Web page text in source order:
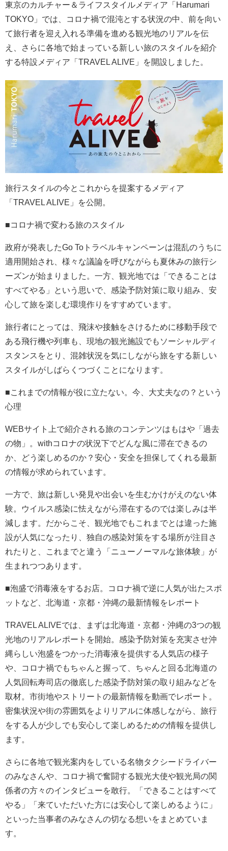
東京のカルチャー＆ライフスタイルメディア「Harumari
TOKYO」では、コロナ禍で混沌とする状況の中、前を向い
て旅行者を迎え入れる準備を進める観光地のリアルを伝
え、さらに各地で始まっている新しい旅のスタイルを紹介
する特設メディア「TRAVEL ALIVE」を開設しました。
旅行スタイルの今とこれからを提案するメディア
「TRAVEL ALIVE」を公開。
■コロナ禍で変わる旅のスタイル
政府が発表したGo Toトラベルキャンペーンは混乱のうちに
適用開始され、様々な議論を呼びながらも夏休みの旅行シ
ーズンが始まりました。一方、観光地では「できることは
すべてやる」という思いで、感染予防対策に取り組み、安
心して旅を楽しむ環境作りをすすめています。
旅行者にとっては、飛沫や接触をさけるために移動手段で
ある飛行機や列車も、現地の観光施設でもソーシャルディ
スタンスをとり、混雑状況を気にしながら旅をする新しい
スタイルがしばらくつづくことになります。
■これまでの情報が役に立たない。今、大丈夫なの？という
心理
WEBサイト上で紹介される旅のコンテンツはもはや「過去
の物」。withコロナの状況下でどんな風に滞在できるの
か、どう楽しめるのか？安心・安全を担保してくれる最新
の情報が求められています。
一方で、旅は新しい発見や出会いを生むかけがえのない体
験。ウイルス感染に怯えながら滞在するのでは楽しみは半
減します。だからこそ、観光地でもこれまでとは違った施
設が人気になったり、独自の感染対策をする場所が注目さ
れたりと、これまでと違う「ニューノーマルな旅体験」が
生まれつつあります。
■泡盛で消毒液をするお店。コロナ禍で逆に人気が出たスポ
ットなど、北海道・京都・沖縄の最新情報をレポート
TRAVEL ALIVEでは、まずは北海道・京都・沖縄の3つの観
光地のリアルレポートを開始。感染予防対策を充実させ沖
縄らしい泡盛をつかった消毒液を提供する人気店の様子
や、コロナ禍でもちゃんと握って、ちゃんと回る北海道の
人気回転寿司店の徹底した感染予防対策の取り組みなどを
取材。市街地やストリートの最新情報を動画でレポート。
密集状況や街の雰囲気をよりリアルに体感しながら、旅行
をする人が少しでも安心して楽しめるための情報を提供し
ます。
さらに各地で観光案内をしている名物タクシードライバー
のみなさんや、コロナ禍で奮闘する観光大使や観光局の関
係者の方々のインタビューを敢行。「できることはすべて
やる」「来ていただいた方には安心して楽しめるように」
といった当事者のみなさんの切なる想いをまとめていま
す。